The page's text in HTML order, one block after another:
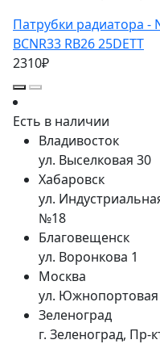
Патрубки радиатора -
BCNR33 RB26 25DETT
2310₽
Есть в наличии
Владивосток
ул. Выселковая 30
Хабаровск
ул.
№18
Благовещенск
ул. Воронкова 1
Москва
ул. Южнопортовая
Зеленоград
г. Зеленоград, Пр-